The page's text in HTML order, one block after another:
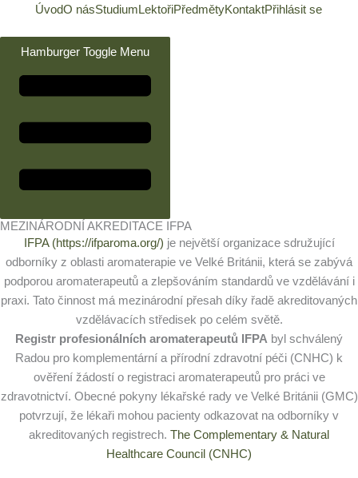
Přeskočit
obsah
ÚvodO násStudium LektořiPředmětyKontaktPřihlásit se
Hamburger Toggle Menu
MEZINÁRODNÍ AKREDITACE IFPA
IFPA (https://ifparoma.org/) je největší organizace sdružující
odborníky z oblasti aromaterapie ve Velké Británii, která se zabývá
podporou aromaterapeutů a zlepšováním standardů ve vzdělávání i
praxi. Tato činnost má mezinárodní přesah díky řadě akreditovaných
vzdělávacích středisek po celém světě.
Registr profesionálních aromaterapeutů IFPA byl schválený
Radou pro komplementární a přírodní zdravotní péči (CNHC) k
ověření žádostí o registraci aromaterapeutů pro práci ve
zdravotnictví. Obecné pokyny lékařské rady ve Velké Británii (GMC)
potvrzují, že lékaři mohou pacienty odkazovat na odborníky v
akreditovaných registrech. The Complementary & Natural
Healthcare Council (CNHC)